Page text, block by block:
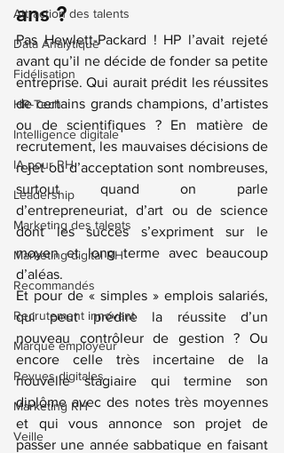
Attraction des talents
Data Analytique
Fidélisation
HR-Tech
Intelligence digitale
IA pour RH
Leadership
Marketing des talents
Marketing digital RH
Recommandés
Recrutement innovant
Marque employeur
Revues digitales
Marketing RH
Veille
ans ?
Pas Hewlett-Packard ! HP l’avait rejeté
avant qu’il ne décide de fonder sa petite
entreprise. Qui aurait prédit les réussites
de certains grands champions, d’artistes
ou de scientifiques ? En matière de
recrutement, les mauvaises décisions de
rejet ou d’acceptation sont nombreuses,
surtout quand on parle
d’entrepreneuriat, d’art ou de science
dont les succès s’expriment sur le
moyen et long terme avec beaucoup
d’aléas.
Et pour de « simples » emplois salariés,
qui peut prédire la réussite d’un
nouveau contrôleur de gestion ? Ou
encore celle très incertaine de la
nouvelle stagiaire qui termine son
diplôme avec des notes très moyennes
et qui vous annonce son projet de
passer une année sabbatique en faisant